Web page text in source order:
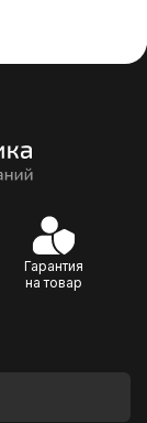
Гарантия
на товар